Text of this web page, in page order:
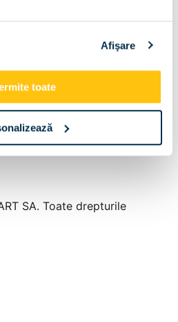
Afişare
toate
SA. Toate drepturile